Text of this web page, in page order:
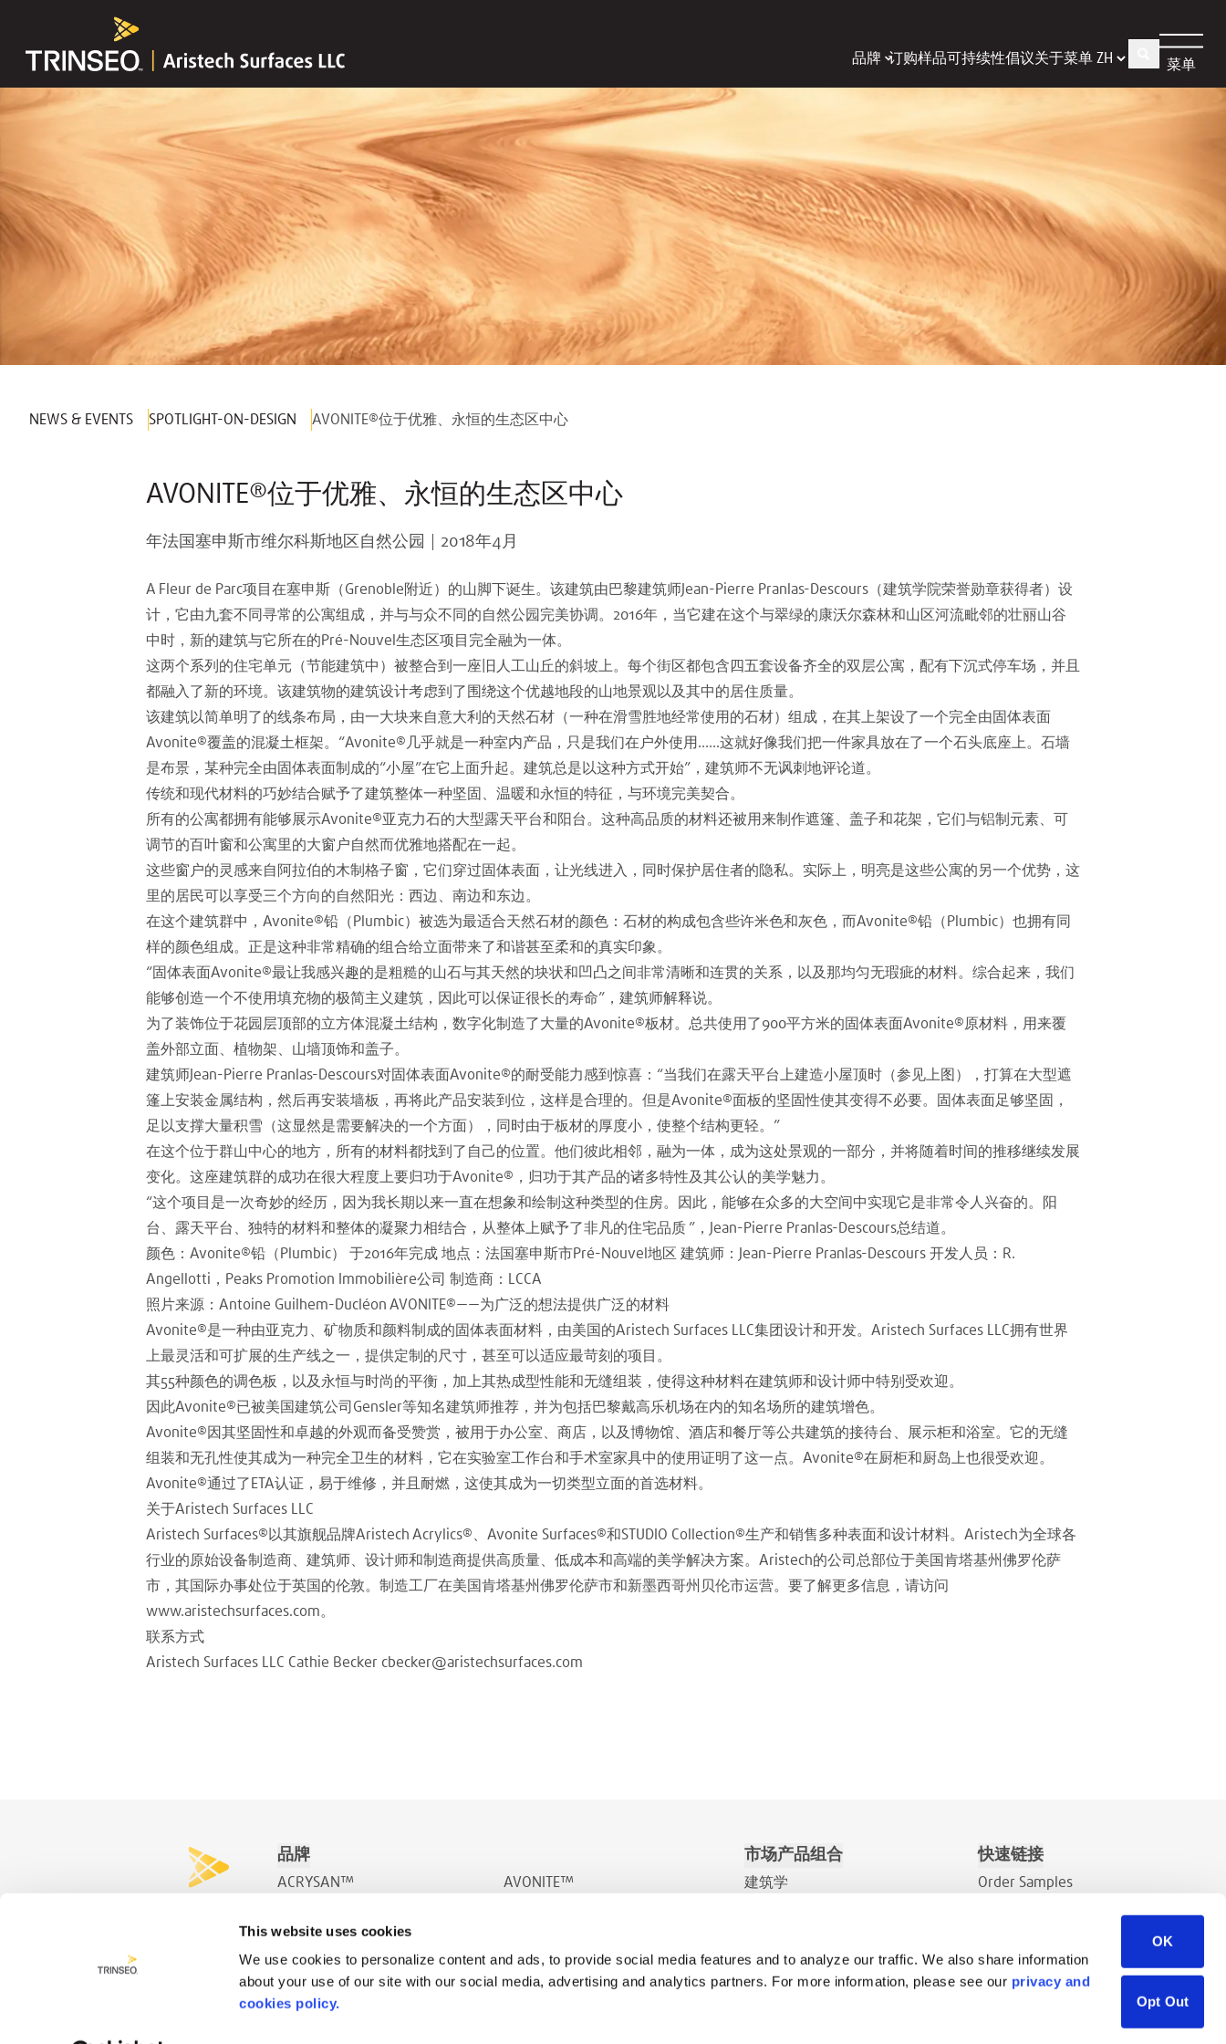
This website uses cookies
We use cookies to personalize content and ads, to provide social media features and to analyze our traffic. We also share information
about your use of our site with our social media, advertising and analytics partners. For more information, please see our privacy and
cookies policy.
OK
Opt Out
品牌 订购样品可持续性倡议关于菜单 菜单
NEWS & EVENTS SPOTLIGHT-ON-DESIGN AVONITE®位于优雅、永恒的生态区中心
AVONITE®位于优雅、永恒的生态区中心
年法国塞申斯市维尔科斯地区自然公园 2018年4月
A Fleur de Parc项目在塞申斯（Grenoble附近）的山脚下诞生。该建筑由巴黎建筑师Jean-Pierre Pranlas-Descours（建筑学院荣誉勋章获得者）设
计，它由九套不同寻常的公寓组成，并与与众不同的自然公园完美协调。2016年，当它建在这个与翠绿的康沃尔森林和山区河流毗邻的壮丽山谷
中时，新的建筑与它所在的Pré-Nouvel生态区项目完全融为一体。
这两个系列的住宅单元（节能建筑中）被整合到一座旧人工山丘的斜坡上。每个街区都包含四五套设备齐全的双层公寓，配有下沉式停车场，并且
都融入了新的环境。该建筑物的建筑设计考虑到了围绕这个优越地段的山地景观以及其中的居住质量。
该建筑以简单明了的线条布局，由一大块来自意大利的天然石材（一种在滑雪胜地经常使用的石材）组成，在其上架设了一个完全由固体表面
Avonite®覆盖的混凝土框架。“Avonite®几乎就是一种室内产品，只是我们在户外使用……这就好像我们把一件家具放在了一个石头底座上。石墙
是布景，某种完全由固体表面制成的“小屋”在它上面升起。建筑总是以这种方式开始”，建筑师不无讽刺地评论道。
传统和现代材料的巧妙结合赋予了建筑整体一种坚固、温暖和永恒的特征，与环境完美契合。
所有的公寓都拥有能够展示Avonite®亚克力石的大型露天平台和阳台。这种高品质的材料还被用来制作遮篷、盖子和花架，它们与铝制元素、可
调节的百叶窗和公寓里的大窗户自然而优雅地搭配在一起。
这些窗户的灵感来自阿拉伯的木制格子窗，它们穿过固体表面，让光线进入，同时保护居住者的隐私。实际上，明亮是这些公寓的另一个优势，这
里的居民可以享受三个方向的自然阳光：西边、南边和东边。
在这个建筑群中，Avonite®铅（Plumbic）被选为最适合天然石材的颜色：石材的构成包含些许米色和灰色，而Avonite®铅（Plumbic）也拥有同
样的颜色组成。正是这种非常精确的组合给立面带来了和谐甚至柔和的真实印象。
“固体表面Avonite®最让我感兴趣的是粗糙的山石与其天然的块状和凹凸之间非常清晰和连贯的关系，以及那均匀无瑕疵的材料。综合起来，我们
能够创造一个不使用填充物的极简主义建筑，因此可以保证很长的寿命”，建筑师解释说。
为了装饰位于花园层顶部的立方体混凝土结构，数字化制造了大量的Avonite®板材。总共使用了900平方米的固体表面Avonite®原材料，用来覆
盖外部立面、植物架、山墙顶饰和盖子。
建筑师Jean-Pierre Pranlas-Descours对固体表面Avonite®的耐受能力感到惊喜：“当我们在露天平台上建造小屋顶时（参见上图），打算在大型遮
篷上安装金属结构，然后再安装墙板，再将此产品安装到位，这样是合理的。但是Avonite®面板的坚固性使其变得不必要。固体表面足够坚固，
足以支撑大量积雪（这显然是需要解决的一个方面），同时由于板材的厚度小，使整个结构更轻。”
在这个位于群山中心的地方，所有的材料都找到了自己的位置。他们彼此相邻，融为一体，成为这处景观的一部分，并将随着时间的推移继续发展
变化。这座建筑群的成功在很大程度上要归功于Avonite®，归功于其产品的诸多特性及其公认的美学魅力。
“这个项目是一次奇妙的经历，因为我长期以来一直在想象和绘制这种类型的住房。因此，能够在众多的大空间中实现它是非常令人兴奋的。阳
台、露天平台、独特的材料和整体的凝聚力相结合，从整体上赋予了非凡的住宅品质 ”，Jean-Pierre Pranlas-Descours总结道。
颜色：Avonite®铅（Plumbic） 于2016年完成 地点：法国塞申斯市Pré-Nouvel地区 建筑师：Jean-Pierre Pranlas-Descours 开发人员：R.
Angellotti，Peaks Promotion Immobilière公司 制造商：LCCA
照片来源：Antoine Guilhem-Ducléon AVONITE®——为广泛的想法提供广泛的材料
Avonite®是一种由亚克力、矿物质和颜料制成的固体表面材料，由美国的Aristech Surfaces LLC集团设计和开发。Aristech Surfaces LLC拥有世界
上最灵活和可扩展的生产线之一，提供定制的尺寸，甚至可以适应最苛刻的项目。
其55种颜色的调色板，以及永恒与时尚的平衡，加上其热成型性能和无缝组装，使得这种材料在建筑师和设计师中特别受欢迎。
因此Avonite®已被美国建筑公司Gensler等知名建筑师推荐，并为包括巴黎戴高乐机场在内的知名场所的建筑增色。
Avonite®因其坚固性和卓越的外观而备受赞赏，被用于办公室、商店，以及博物馆、酒店和餐厅等公共建筑的接待台、展示柜和浴室。它的无缝
组装和无孔性使其成为一种完全卫生的材料，它在实验室工作台和手术室家具中的使用证明了这一点。Avonite®在厨柜和厨岛上也很受欢迎。
Avonite®通过了ETA认证，易于维修，并且耐燃，这使其成为一切类型立面的首选材料。
关于Aristech Surfaces LLC
Aristech Surfaces®以其旗舰品牌Aristech Acrylics®、Avonite Surfaces®和STUDIO Collection®生产和销售多种表面和设计材料。Aristech为全球各
行业的原始设备制造商、建筑师、设计师和制造商提供高质量、低成本和高端的美学解决方案。Aristech的公司总部位于美国肯塔基州佛罗伦萨
市，其国际办事处位于英国的伦敦。制造工厂在美国肯塔基州佛罗伦萨市和新墨西哥州贝伦市运营。要了解更多信息，请访问
www.aristechsurfaces.com。
联系方式
Aristech Surfaces LLC Cathie Becker cbecker@aristechsurfaces.com
品牌
ACRYSAN™
ACRYSWIM™
AVONITE™
市场产品组合
建筑学
快速链接
Order Samples